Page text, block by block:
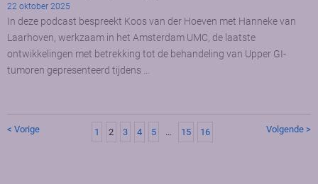
22 oktober 2025
In deze podcast bespreekt Koos van der Hoeven met Hanneke van
Laarhoven, werkzaam in het Amsterdam UMC, de laatste
ontwikkelingen met betrekking tot de behandeling van Upper GI-
tumoren gepresenteerd tijdens …
< Vorige 1 2 3 4 5 … 15 16 Volgende >